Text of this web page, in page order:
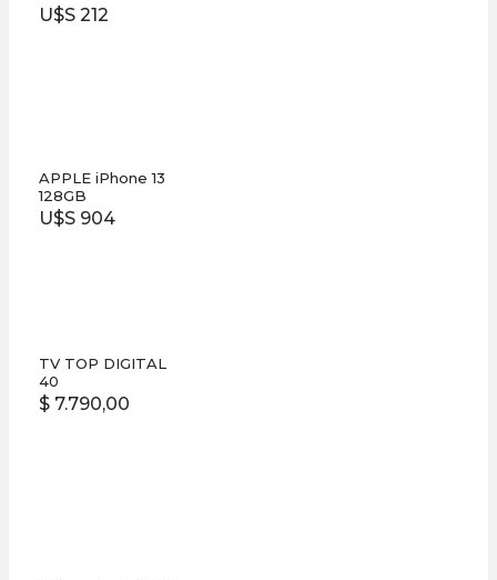
U$S 212
APPLE iPhone 13
128GB
U$S 904
TV TOP DIGITAL
40
$ 7.790,00